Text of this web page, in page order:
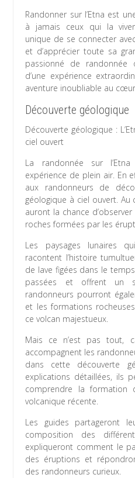
Randonner sur l’Etna est
à jamais ceux qui la
unique de se connecter
et d’apprécier toute sa
passionné de
d’une expérience
aventure inoubliable au
Découverte géologique
Découverte géologique :
ciel ouvert
La randonnée sur
expérience de plein air. En
aux randonneurs de
géologique à ciel ouvert.
auront la chance
roches formées par les
Les paysages lunaires
racontent l’histoire
de lave figées dans le
passées et offrent un
randonneurs pourront
et les formations
ce volcan majestueux.
Mais ce n’est pas tout,
accompagnent les
dans cette découverte
explications détaillées, ils
comprendre la formation
volcanique récente.
Les guides partageront
composition des
expliqueront comment le
des éruptions et
des randonneurs curieux.